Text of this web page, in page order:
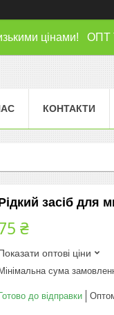
цінами!
КОНТАКТИ
засіб для
₴
оптові ціни
Мінімальна сума
Готово до відправки